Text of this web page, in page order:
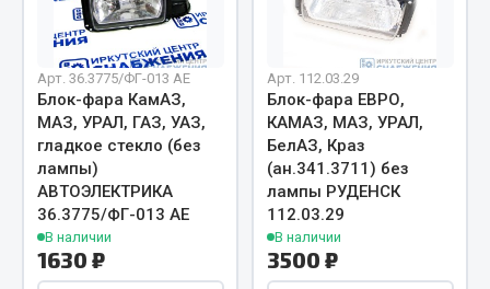
Весь раздел
Запчасти на полуприцепы
Амортизаторы для полуприцепов
Весь раздел
Запчасти КамАЗ
Арт. 36.3775/ФГ-013 AE
Блок-фара КамАЗ,
МАЗ, УРАЛ, ГАЗ, УАЗ,
гладкое стекло (без
лампы)
АВТОЭЛЕКТРИКА
36.3775/ФГ-013 AE
В наличии
1630 ₽
Арт. 112.03.29
Блок-фара ЕВРО,
КАМАЗ, МАЗ, УРАЛ,
БелАЗ, Краз
(ан.341.3711) без
лампы РУДЕНСК
112.03.29
В наличии
3500 ₽